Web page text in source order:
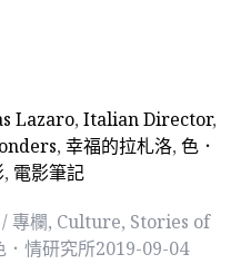
Lazaro, Italian Director,
, 幸福的拉札洛, 色．
, 電影筆記
專欄, Culture, Stories of
．情研究所2019-09-04